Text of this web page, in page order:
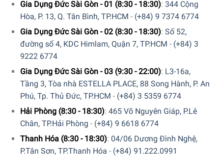
Gia Dụng Đức Sài Gòn - 01 (8:30 - 18:30): 344 Cộng
Hòa, P. 13, Q. Tân Bình, TP.HCM - (+84) 9 7374 6774
Gia Dụng Đức Sài Gòn - 02 (8:30 - 18:30): Số 52,
đường số 4, KDC Himlam, Quận 7, TP.HCM - (+84) 3
9222 6774
Gia Dụng Đức Sài Gòn - 03 (9:30 - 22:00): L3-16a,
Tầng 3, Tòa nhà ESTELLA PLACE, 88 Song Hành, P. An
Phú, Tp. Thủ Đức, TP.HCM - (+84) 3 5359 6774
Hải Phòng (8:30 - 18:30): 465 Võ Nguyên Giáp, P.Lê
Chân, TP.Hải Phòng - (+84) 9 6618 6774
Thanh Hóa (8:30 - 18:30): 04/06 Dương Đình Nghệ,
P.Tân Sơn, TP.Thanh Hóa - (+84) 91.222.0991